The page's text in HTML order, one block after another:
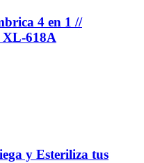
4 en 1 //
XL-618A
y Esteriliza tus